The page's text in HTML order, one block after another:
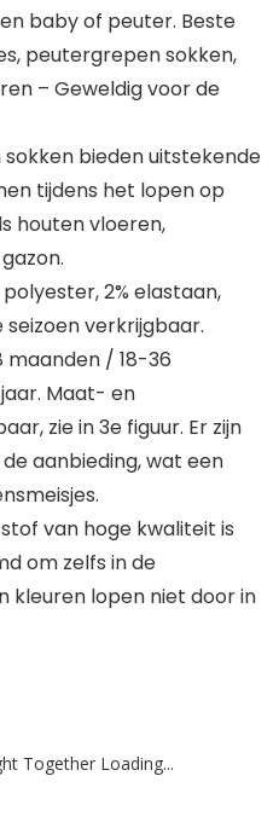
baby of peuter. Beste
peutergrepen sokken,
– Geweldig voor de
bieden uitstekende
tijdens het lopen op
houten vloeren,
2% elastaan,
verkrijgbaar.
maanden / 18-36
Maat- en
zie in 3e figuur. Er zijn
aanbieding, wat een
van hoge kwaliteit is
om zelfs in de
kleuren lopen niet door in
Together Loading...